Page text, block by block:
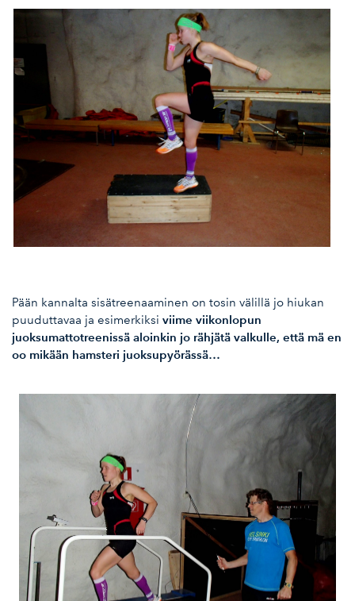
Pään kannalta sisätreenaaminen on tosin välillä jo hiukan
puuduttavaa ja esimerkiksi viime viikonlopun
juoksumattotreenissä aloinkin jo rähjätä valkulle, että mä en
oo mikään hamsteri juoksupyörässä…